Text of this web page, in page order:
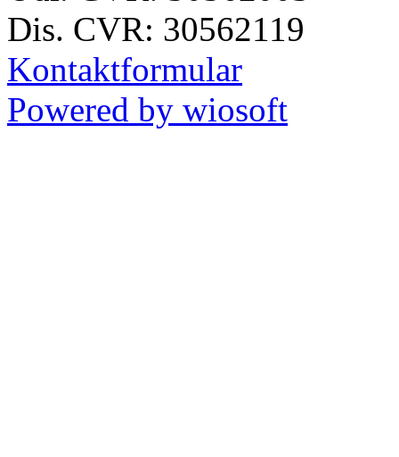
Dis. CVR: 30562119
Kontaktformular
Powered by wiosoft